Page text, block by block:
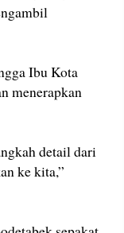
Ibu Kota
menerapkan
detail dari
ke kita,”